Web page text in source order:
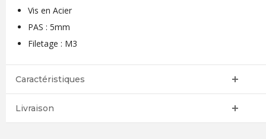
Vis en Acier
PAS : 5mm
Filetage : M3
Caractéristiques
Livraison